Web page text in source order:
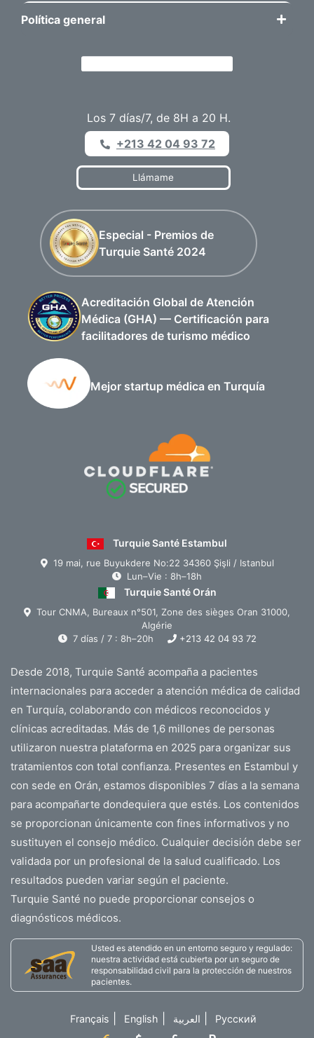
Política general
Los 7 días/7, de 8H a 20 H.
+213 42 04 93 72
Llámame
Especial - Premios de
Turquie Santé 2024
Acreditación Global de Atención
Médica (GHA) — Certificación para
facilitadores de turismo médico
Mejor startup médica en Turquía
Turquie Santé Estambul
19 mai, rue Buyukdere No:22 34360 Şişli / Istanbul
Lun–Vie : 8h–18h
Turquie Santé Orán
Tour CNMA, Bureaux n°501, Zone des sièges Oran 31000,
Algérie
7 días / 7 : 8h–20h
+213 42 04 93 72
Desde 2018, Turquie Santé acompaña a pacientes
internacionales para acceder a atención médica de calidad
en Turquía, colaborando con médicos reconocidos y
clínicas acreditadas. Más de 1,6 millones de personas
utilizaron nuestra plataforma en 2025 para organizar sus
tratamientos con total confianza. Presentes en Estambul y
con sede en Orán, estamos disponibles 7 días a la semana
para acompañarte dondequiera que estés. Los contenidos
se proporcionan únicamente con fines informativos y no
sustituyen el consejo médico. Cualquier decisión debe ser
validada por un profesional de la salud cualificado. Los
resultados pueden variar según el paciente.
Turquie Santé no puede proporcionar consejos o
diagnósticos médicos.
Usted es atendido en un entorno seguro y regulado:
nuestra actividad está cubierta por un seguro de
responsabilidad civil para la protección de nuestros
pacientes.
Français English العربية Русский